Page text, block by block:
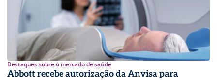
Destaques sobre o mercado de saúde
Abbott recebe autorização da Anvisa para